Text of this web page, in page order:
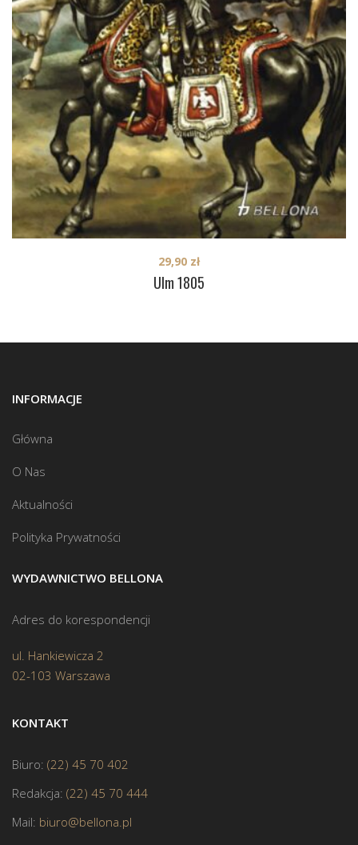
Ulm 1805
29,90 zł
INFORMACJE
Główna
O Nas
Aktualności
Polityka Prywatności
WYDAWNICTWO BELLONA
Adres do korespondencji
ul. Hankiewicza 2
02-103 Warszawa
KONTAKT
Biuro: (22) 45 70 402
Redakcja: (22) 45 70 444
Mail: biuro@bellona.pl